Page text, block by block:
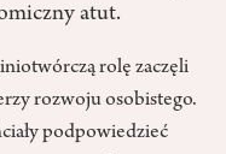
atut.
rolę zaczęli
rozwoju osobistego.
podpowiedzieć